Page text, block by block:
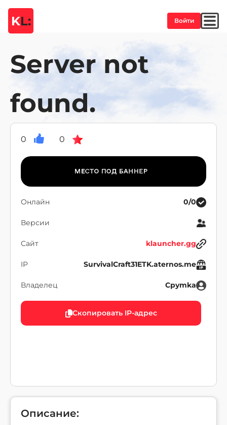
KL: Войти
Server not
found.
0 0
Онлайн 0/0
Версии
Сайт klauncher.gg
IP SurvivalCraft31ETK.aternos.me
Владелец Cpymka
Скопировать IP-адрес
Описание: